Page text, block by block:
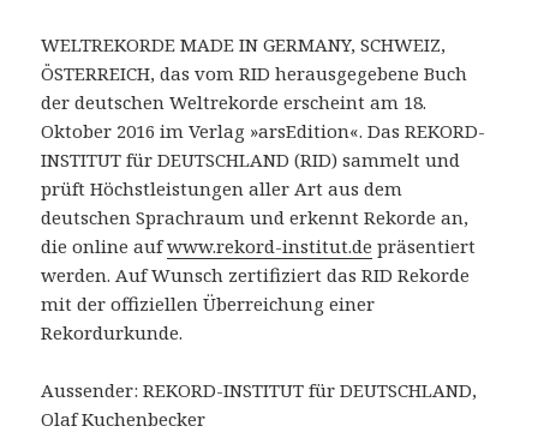
WELTREKORDE MADE IN GERMANY, SCHWEIZ,
ÖSTERREICH, das vom RID herausgegebene Buch
der deutschen Weltrekorde erscheint am 18.
Oktober 2016 im Verlag »arsEdition«. Das REKORD-
INSTITUT für DEUTSCHLAND (RID) sammelt und
prüft Höchstleistungen aller Art aus dem
deutschen Sprachraum und erkennt Rekorde an,
die online aufwww.rekord-institut.de präsentiert
werden. Auf Wunsch zertifiziert das RID Rekorde
mit der offiziellen Überreichung einer
Rekordurkunde.
Aussender: REKORD-INSTITUT für DEUTSCHLAND,
Olaf Kuchenbecker